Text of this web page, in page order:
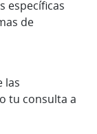
específicas
de
las
tu consulta a